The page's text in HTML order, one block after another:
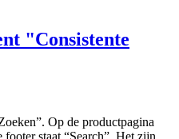
"Consistente
Op de productpagina
staat “Search”. Het zijn